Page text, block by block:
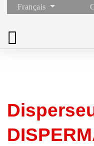
Français